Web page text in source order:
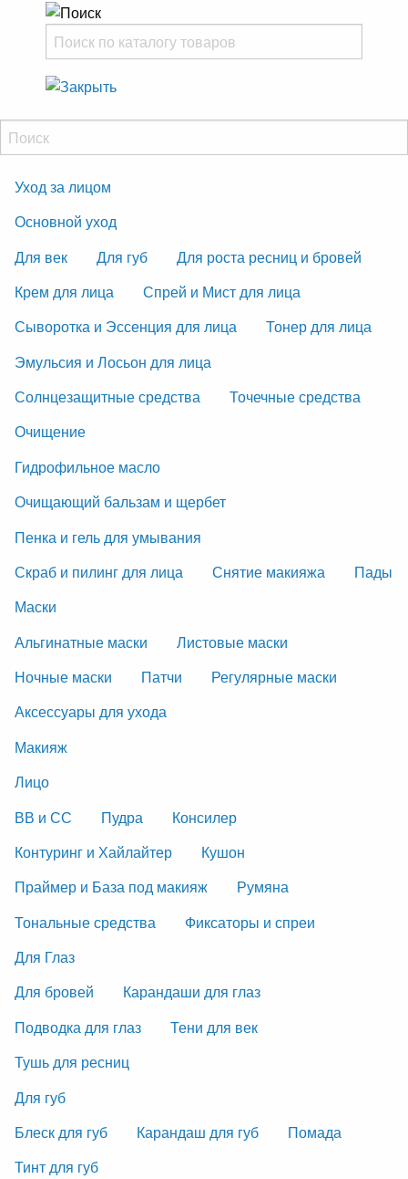
Уход за лицом
Основной уход
Для век
Для губ
Для роста ресниц и бровей
Крем для лица
Спрей и Мист для лица
Сыворотка и Эссенция для лица
Тонер для лица
Эмульсия и Лосьон для лица
Солнцезащитные средства
Точечные средства
Очищение
Гидрофильное масло
Очищающий бальзам и щербет
Пенка и гель для умывания
Скраб и пилинг для лица
Снятие макияжа
Пады
Маски
Альгинатные маски
Листовые маски
Ночные маски
Патчи
Регулярные маски
Аксессуары для ухода
Макияж
Лицо
ВВ и СС
Пудра
Консилер
Контуринг и Хайлайтер
Кушон
Праймер и База под макияж
Румяна
Тональные средства
Фиксаторы и спреи
Для Глаз
Для бровей
Карандаши для глаз
Подводка для глаз
Тени для век
Тушь для ресниц
Для губ
Блеск для губ
Карандаш для губ
Помада
Тинт для губ